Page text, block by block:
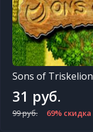
Sons of Triskelion
31 руб.
99 руб. 69% скидка